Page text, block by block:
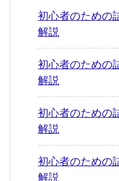
初心者のため
解説
初心者のため
解説
初心者のため
解説
初心者のため
解説